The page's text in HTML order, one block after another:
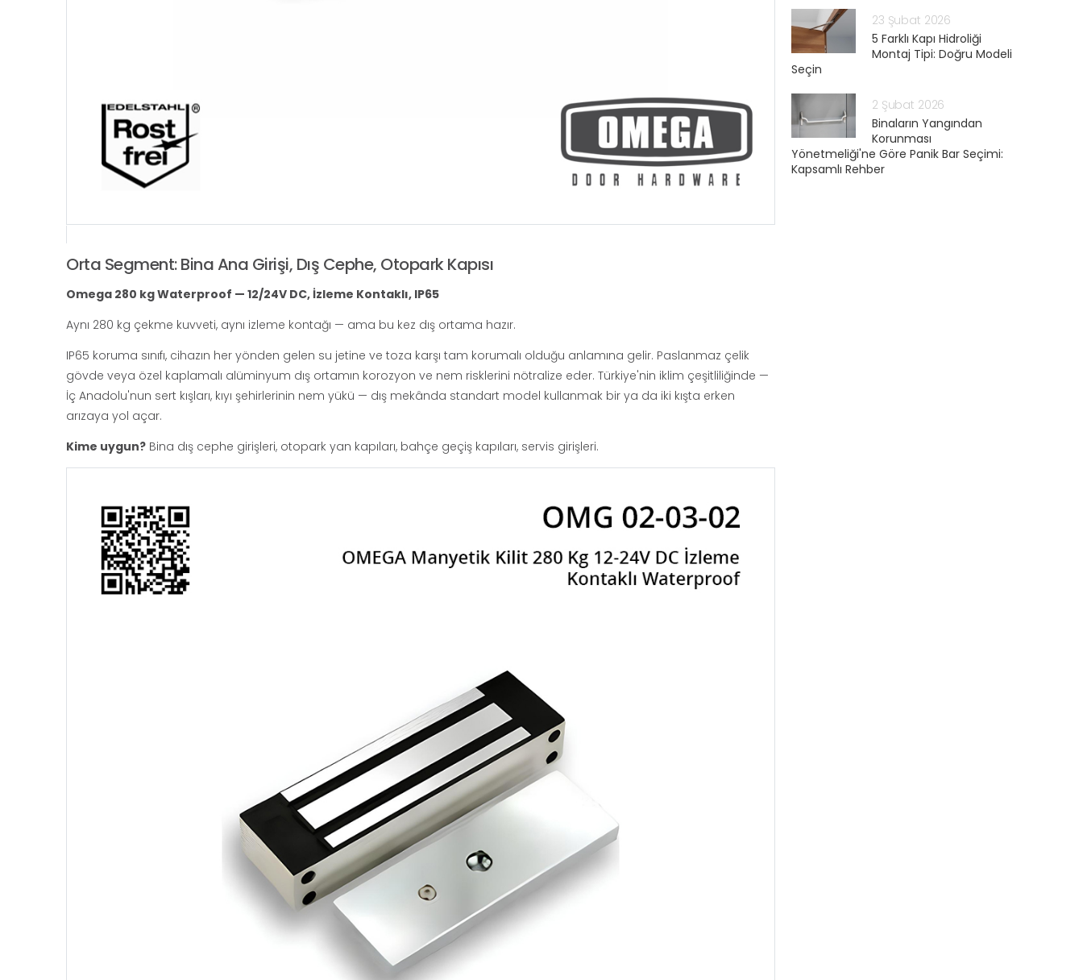
Orta Segment: Bina Ana Girişi, Dış Cephe, Otopark Kapısı
Omega 280 kg Waterproof — 12/24V DC, İzleme Kontaklı, IP65
Aynı 280 kg çekme kuvveti, aynı izleme kontağı — ama bu kez dış ortama hazır.
IP65 koruma sınıfı, cihazın her yönden gelen su jetine ve toza karşı tam korumalı olduğu anlamına gelir. Paslanmaz çelik
gövde veya özel kaplamalı alüminyum dış ortamın korozyon ve nem risklerini nötralize eder. Türkiye'nin iklim çeşitliliğinde —
İç Anadolu'nun sert kışları, kıyı şehirlerinin nem yükü — dış mekânda standart model kullanmak bir ya da iki kışta erken
arızaya yol açar.
Kime uygun? Bina dış cephe girişleri, otopark yan kapıları, bahçe geçiş kapıları, servis girişleri.
23 Şubat 2026
5 Farklı Kapı Hidroliği
Montaj Tipi: Doğru Modeli
Seçin
2 Şubat 2026
Binaların Yangından
Korunması
Yönetmeliği'ne Göre Panik Bar Seçimi:
Kapsamlı Rehber